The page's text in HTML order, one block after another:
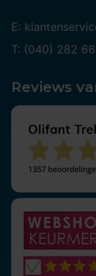
E:
T: (040) 282
Reviews